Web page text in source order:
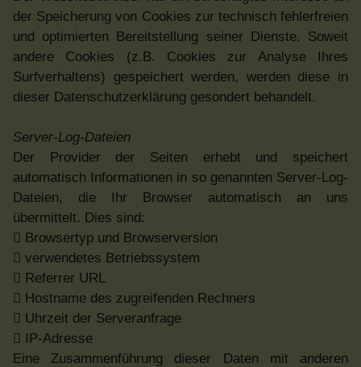
der Speicherung von Cookies zur technisch fehlerfreien
und optimierten Bereitstellung seiner Dienste. Soweit
andere Cookies (z.B. Cookies zur Analyse Ihres
Surfverhaltens) gespeichert werden, werden diese in
dieser Datenschutzerklärung gesondert behandelt.
Server-Log-Dateien
Der Provider der Seiten erhebt und speichert
automatisch Informationen in so genannten Server-Log-
Dateien, die Ihr Browser automatisch an uns
übermittelt. Dies sind:
 Browsertyp und Browserversion
 verwendetes Betriebssystem
 Referrer URL
 Hostname des zugreifenden Rechners
 Uhrzeit der Serveranfrage
 IP-Adresse
Eine Zusammenführung dieser Daten mit anderen